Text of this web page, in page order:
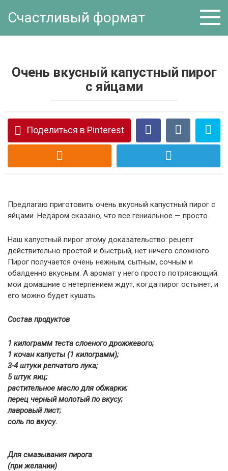
Счастливый формат
Очень вкусный капустный пирог
с яйцами
Поделиться в Pinterest
Предлагаю приготовить очень вкусный капустный пирог с
яйцами. Недаром сказано, что все гениальное — просто.
Наш капустный пирог этому доказательство: рецепт
действительно простой и быстрый, нет ничего сложного.
Пирог получается очень нежным, сытным, сочным и
обалденно вкусным. А аромат у него просто потрясающий:
мои домашние с нетерпением ждут, когда пирог остынет, и
его можно будет кушать.
Состав продуктов
1 килограмм теста слоеного дрожжевого;
1 кочан капусты (1 килограмм);
3-4 штуки репчатого лука;
5 штук яиц;
растительное масло для обжарки;
перец черный молотый по вкусу;
лавровый лист;
соль по вкусу.
Для смазывания пирога
(при желании)